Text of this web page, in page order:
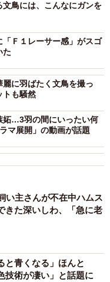
のこ氏さん）
鳥には、こんなにガンを
Ｆ１レーサー感」がスゴ
た
に羽ばたく文鳥を撮っ
も騒然
妬…3羽の間にいったい何
マ展開」の動画が話題
い主さんが不在中ハムス
た深いしわ、「急に老
と青くなる」ほんと
技術が凄い」と話題に